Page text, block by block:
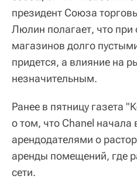
президент Союза
Люлин полагает, что при
магазинов долго
придется, а влияние на
незначительным.
Ранее в пятницу газета
о том, что Chanel начала
арендодателями о
аренды помещений, где
сети.